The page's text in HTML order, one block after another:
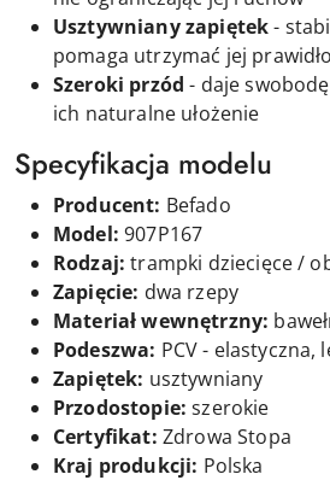
Usztywniany zapiętek-
pomaga utrzymać jej
Szeroki przód - daje
ich naturalne ułożenie
Specyfikacja modelu
Producent: Befado
Model: 907P167
Rodzaj: trampki dziecięce /
Zapięcie: dwa rzepy
Materiał wewnętrzny:
Podeszwa: PCV - elastyczna,
Zapiętek: usztywniany
Przodostopie: szerokie
Certyfikat: Zdrowa Stopa
Kraj produkcji: Polska